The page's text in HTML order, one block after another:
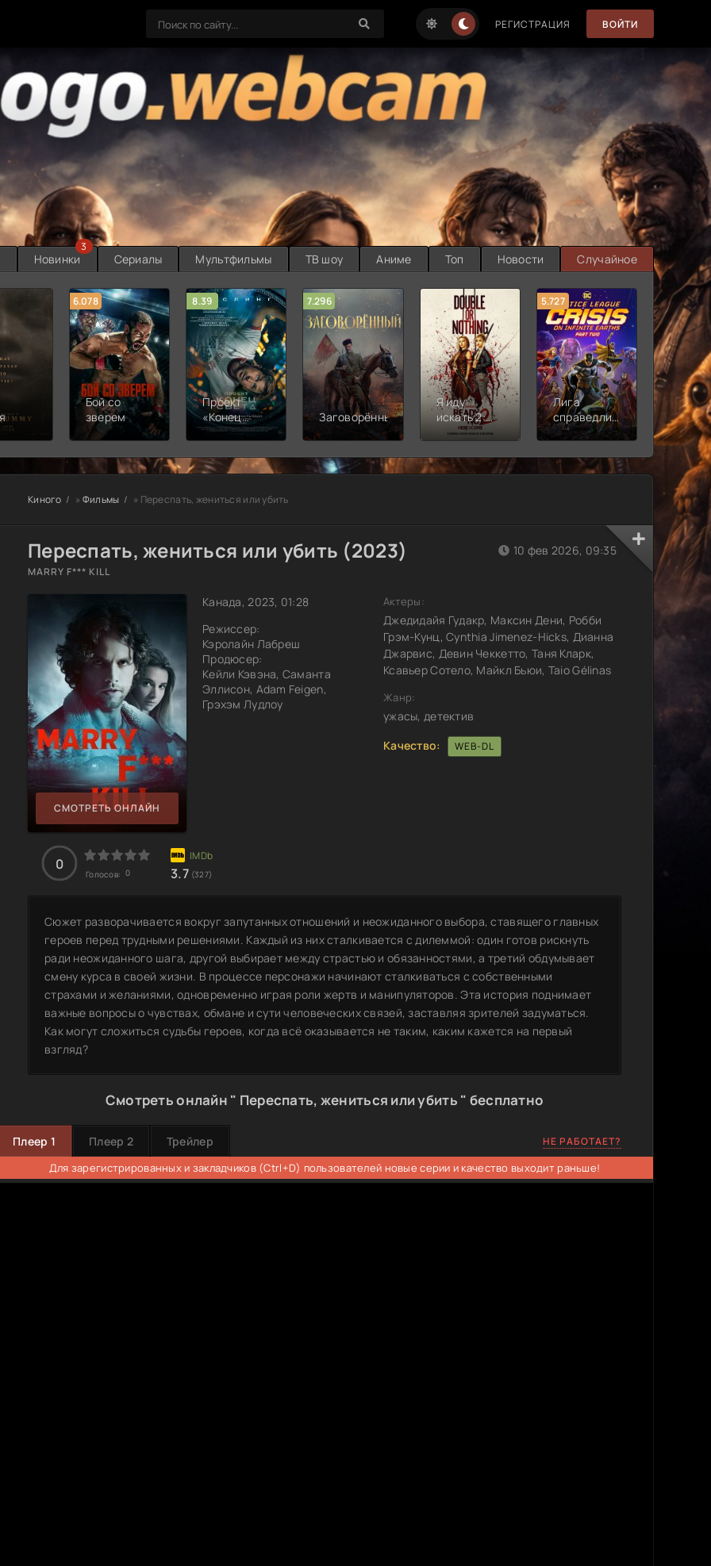
РЕГИСТРАЦИЯ ВОЙТИ
Новинки
3
Сериалы Мультфильмы ТВ шоу Аниме Топ Новости Случайное
6.078
Бой со
зверем
8.39
Проект
«Конец
света»
7.296
Заговорённый
Я иду
искать 2:
Вот и я
5.727
Лига
справедливости:
Кризис на
землях.
Часть 2
8.889
Новая
смена
Киного » Фильмы » Переспать, жениться или убить
Переспать, жениться или убить (2023)
MARRY F*** KILL
СМОТРЕТЬ ОНЛАЙН
Канада, 2023, 01:28
Режиссер:
Кэролайн Лабреш
Продюсер:
Кейли Кэвэна, Саманта
Эллисон, Adam Feigen,
Грэхэм Лудлоу
10 фев 2026, 09:35
Актеры:
Джедидайя Гудакр, Максин Дени, Робби
Грэм-Кунц, Cynthia Jimenez-Hicks, Дианна
Джарвис, Девин Чеккетто, Таня Кларк,
Ксавьер Сотело, Майкл Бьюи, Taio Gélinas
Жанр:
ужасы, детектив
Качество:
WEB-DL
0
Голосов: 0 3.7 (327)
Сюжет разворачивается вокруг запутанных отношений и неожиданного выбора, ставящего главных
героев перед трудными решениями. Каждый из них сталкивается с дилеммой: один готов рискнуть
ради неожиданного шага, другой выбирает между страстью и обязанностями, а третий обдумывает
смену курса в своей жизни. В процессе персонажи начинают сталкиваться с собственными
страхами и желаниями, одновременно играя роли жертв и манипуляторов. Эта история поднимает
важные вопросы о чувствах, обмане и сути человеческих связей, заставляя зрителей задуматься.
Как могут сложиться судьбы героев, когда всё оказывается не таким, каким кажется на первый
взгляд?
Смотреть онлайн " Переспать, жениться или убить " бесплатно
Плеер 1 Плеер 2 Трейлер НЕ РАБОТАЕТ?
Для зарегистрированных и закладчиков (Ctrl+D) пользователей новые серии и качество выходит раньше!